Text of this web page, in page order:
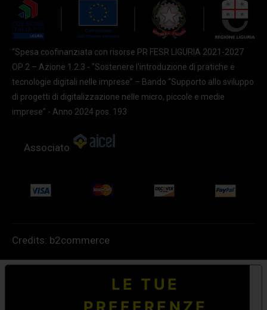
“Spesa coofinanziata con risorse PR FESR LIGURIA 2021-2027
OP 2 – Azione 1.2.3 - "Sostenere l'introduzione di pratiche e
tecnologie digitali nelle imprese” – Bando “Supporto allo sviluppo
di progetti di digitalizzazione nelle micro, piccole e medie
imprese” - Anno 2024 pos. 193
Associato
Credits: b2commerce
LE TUE